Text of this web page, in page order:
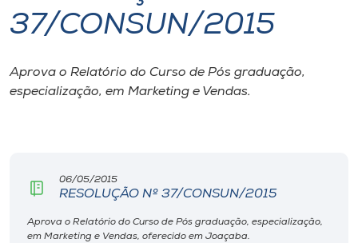
I.nova
Diplomados
CPA
Biblioteca
37/CONSUN/2015
Aprova o Relatório do Curso de Pós graduação,
especialização, em Marketing e Vendas.
06/05/2015
RESOLUÇÃO Nº 37/CONSUN/2015
Aprova o Relatório do Curso de Pós graduação, especialização,
em Marketing e Vendas, oferecido em Joaçaba.